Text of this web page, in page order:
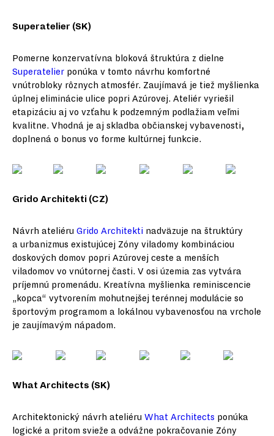
Superatelier (SK)
Pomerne konzervatívna bloková štruktúra z dielne
Superatelier ponúka v tomto návrhu komfortné
vnútrobloky rôznych atmosfér. Zaujímavá je tiež myšlienka
úplnej eliminácie ulice popri Azúrovej. Ateliér vyriešil
etapizáciu aj vo vzťahu k podzemným podlažiam veľmi
kvalitne. Vhodná je aj skladba občianskej vybavenosti,
doplnená o bonus vo forme kultúrnej funkcie.
Grido Architekti (CZ)
Návrh ateliéru Grido Architekti nadväzuje na štruktúry
a urbanizmus existujúcej Zóny viladomy kombináciou
doskových domov popri Azúrovej ceste a menších
viladomov vo vnútornej časti. V osi územia zas vytvára
príjemnú promenádu. Kreatívna myšlienka reminiscencie
„kopca“ vytvorením mohutnejšej terénnej modulácie so
športovým programom a lokálnou vybavenosťou na vrchole
je zaujímavým nápadom.
What Architects (SK)
Architektonický návrh ateliéru What Architects ponúka
logické a pritom svieže a odvážne pokračovanie Zóny